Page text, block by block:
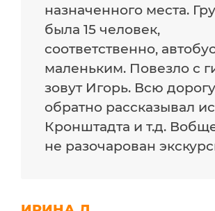
назначенного места.
была 15 человек,
соответственно,
маленьким. Повезло с
зовут Игорь. Всю
обратно рассказывал
Кронштадта и т.д.
не разочарован